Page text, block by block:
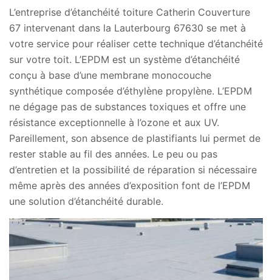
L’entreprise d’étanchéité toiture Catherin Couverture
67 intervenant dans la Lauterbourg 67630 se met à
votre service pour réaliser cette technique d’étanchéité
sur votre toit. L’EPDM est un système d’étanchéité
conçu à base d’une membrane monocouche
synthétique composée d’éthylène propylène. L’EPDM
ne dégage pas de substances toxiques et offre une
résistance exceptionnelle à l’ozone et aux UV.
Pareillement, son absence de plastifiants lui permet de
rester stable au fil des années. Le peu ou pas
d’entretien et la possibilité de réparation si nécessaire
même après des années d’exposition font de l’EPDM
une solution d’étanchéité durable.